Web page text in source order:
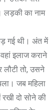
लड़की का नाम
गई थी। अंत में
इलाज कराने
लौटी तो, उसने
जब महिला
दो सोने की